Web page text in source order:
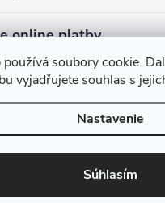
používá soubory cookie.
vyjadřujete souhlas s
Nastavenie
Súhlasím
online platby
2026eurodrogeria. Všetky
nastavenie cookies